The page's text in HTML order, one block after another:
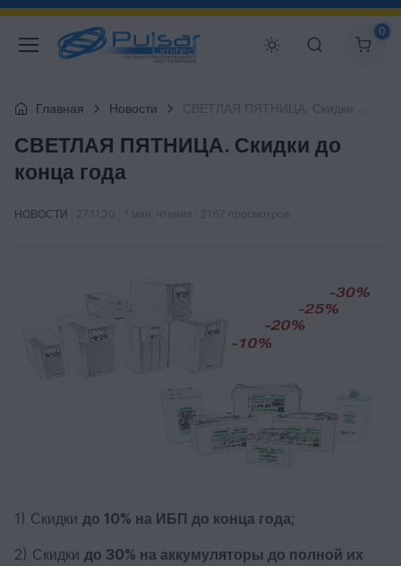
0
Главная Новости СВЕТЛАЯ ПЯТНИЦА. Скидки до конца года
СВЕТЛАЯ ПЯТНИЦА. Скидки до
конца года
НОВОСТИ 27.11.20 1 мин. чтения 2167 просмотров
1) Скидки до 10% на ИБП до конца года;
2) Скидки до 30% на аккумуляторы до полной их